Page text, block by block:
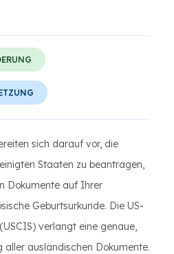
sich darauf vor, die
Staaten zu beantragen,
Dokumente auf Ihrer
Geburtsurkunde. Die US-
verlangt eine genaue,
aller ausländischen Dokumente.